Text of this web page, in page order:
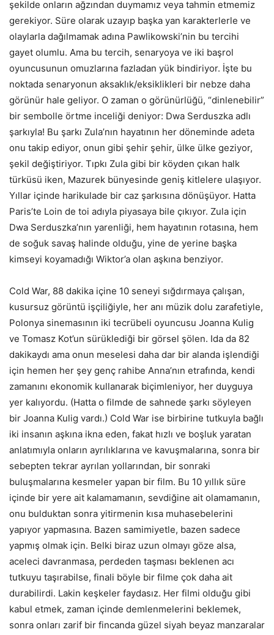
şekilde onların ağzından duymamız veya tahmin etmemiz
gerekiyor. Süre olarak uzayıp başka yan karakterlerle ve
olaylarla dağılmamak adına Pawlikowski’nin bu tercihi
gayet olumlu. Ama bu tercih, senaryoya ve iki başrol
oyuncusunun omuzlarına fazladan yük bindiriyor. İşte bu
noktada senaryonun aksaklık/eksiklikleri bir nebze daha
görünür hale geliyor. O zaman o görünürlüğü, “dinlenebilir”
bir sembolle örtme inceliği deniyor: Dwa Serduszka adlı
şarkıyla! Bu şarkı Zula’nın hayatının her döneminde adeta
onu takip ediyor, onun gibi şehir şehir, ülke ülke geziyor,
şekil değiştiriyor. Tıpkı Zula gibi bir köyden çıkan halk
türküsü iken, Mazurek bünyesinde geniş kitlelere ulaşıyor.
Yıllar içinde harikulade bir caz şarkısına dönüşüyor. Hatta
Paris’te Loin de toi adıyla piyasaya bile çıkıyor. Zula için
Dwa Serduszka’nın yarenliği, hem hayatının rotasına, hem
de soğuk savaş halinde olduğu, yine de yerine başka
kimseyi koyamadığı Wiktor’a olan aşkına benziyor.
Cold War, 88 dakika içine 10 seneyi sığdırmaya çalışan,
kusursuz görüntü işçiliğiyle, her anı müzik dolu zarafetiyle,
Polonya sinemasının iki tecrübeli oyuncusu Joanna Kulig
ve Tomasz Kot’un sürüklediği bir görsel şölen. Ida da 82
dakikaydı ama onun meselesi daha dar bir alanda işlendiği
için hemen her şey genç rahibe Anna’nın etrafında, kendi
zamanını ekonomik kullanarak biçimleniyor, her duyguya
yer kalıyordu. (Hatta o filmde de sahnede şarkı söyleyen
bir Joanna Kulig vardı.) Cold War ise birbirine tutkuyla bağlı
iki insanın aşkına ikna eden, fakat hızlı ve boşluk yaratan
anlatımıyla onların ayrılıklarına ve kavuşmalarına, sonra bir
sebepten tekrar ayrılan yollarından, bir sonraki
buluşmalarına kesmeler yapan bir film. Bu 10 yıllık süre
içinde bir yere ait kalamamanın, sevdiğine ait olamamanın,
onu bulduktan sonra yitirmenin kısa muhasebelerini
yapıyor yapmasına. Bazen samimiyetle, bazen sadece
yapmış olmak için. Belki biraz uzun olmayı göze alsa,
aceleci davranmasa, perdeden taşması beklenen acı
tutkuyu taşırabilse, finali böyle bir filme çok daha ait
durabilirdi. Lakin keşkeler faydasız. Her filmi olduğu gibi
kabul etmek, zaman içinde demlenmelerini beklemek,
sonra onları zarif bir fincanda güzel siyah beyaz manzaralar